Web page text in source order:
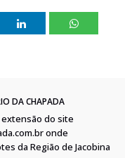
DA CHAPADA
do site
onde
da Região de Jacobina